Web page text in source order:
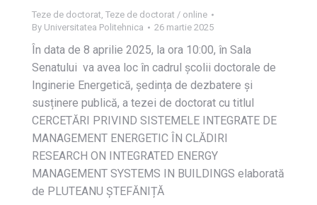
Teze de doctorat, Teze de doctorat / online
By Universitatea Politehnica 26 martie 2025
În data de 8 aprilie 2025, la ora 10:00, în Sala
Senatului va avea loc în cadrul școlii doctorale de
Inginerie Energetică, ședința de dezbatere și
susținere publică, a tezei de doctorat cu titlul
CERCETĂRI PRIVIND SISTEMELE INTEGRATE DE
MANAGEMENT ENERGETIC ÎN CLĂDIRI
RESEARCH ON INTEGRATED ENERGY
MANAGEMENT SYSTEMS IN BUILDINGS elaborată
de PLUTEANU ȘTEFĂNIȚĂ